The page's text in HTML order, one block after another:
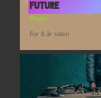
Future
Bøger
For 8 år siden